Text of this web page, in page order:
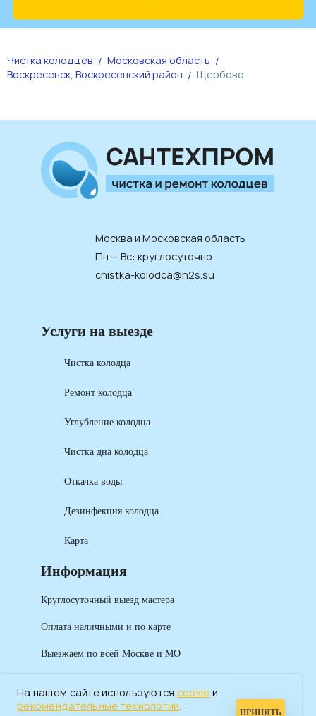
Чистка колодцев
Московская область
Воскресенск, Воскресенский район
Щербово
Услуги на выезде
Чистка колодца
Ремонт колодца
Углубление колодца
Чистка дна колодца
Откачка воды
Дезинфекция колодца
Карта
Информация
Круглосуточный выезд мастера
Оплата наличными и по карте
Выезжаем по всей Москве и МО
Москва и Московская область
Пн — Вс: круглосуточно
chistka-kolodca@h2s.su
На нашем сайте используются cookie и
рекомендательные технологии.
ПРИНЯТЬ